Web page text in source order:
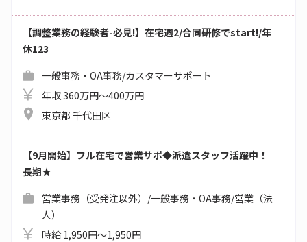
【調整業務の経験者-必見!】在宅週2/合同研修でstart!/年
休123
一般事務・OA事務/カスタマーサポート
年収 360万円～400万円
東京都 千代田区
【9月開始】フル在宅で営業サポ◆派遣スタッフ活躍中！
長期★
営業事務（受発注以外）/一般事務・OA事務/営業（法
人）
時給 1,950円～1,950円